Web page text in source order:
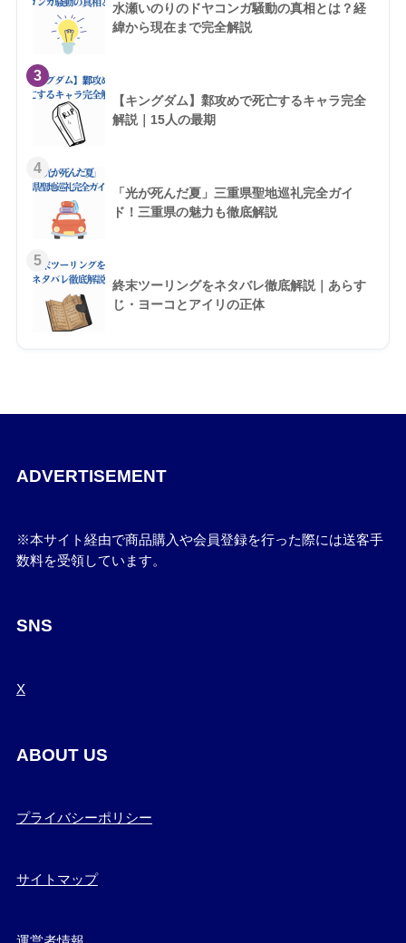
水瀬いのりのドヤコンガ騒動の真相とは？経
緯から現在まで完全解説
3
【キングダム】鄴攻めで死亡するキャラ完全
解説｜15人の最期
4
「光が死んだ夏」三重県聖地巡礼完全ガイ
ド！三重県の魅力も徹底解説
5
終末ツーリングをネタバレ徹底解説｜あらす
じ・ヨーコとアイリの正体
ADVERTISEMENT
※本サイト経由で商品購入や会員登録を行った際には送客手
数料を受領しています。
SNS
X
ABOUT US
プライバシーポリシー
サイトマップ